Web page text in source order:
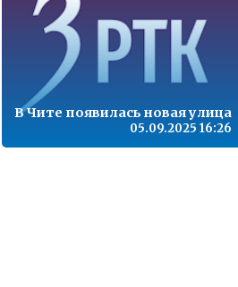
В Чите появилась новая улица
05.09.2025 16:26